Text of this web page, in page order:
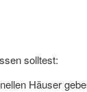
solltest:
Häuser